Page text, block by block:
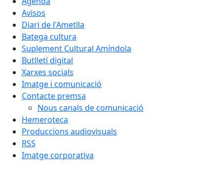
Avisos
Diari de l'Ametlla
Batega cultura
Suplement Cultural Amíndola
Butlletí digital
Xarxes socials
Imatge i comunicació
Contacte premsa
Nous canals de comunicació
Hemeroteca
Produccions audiovisuals
RSS
Imatge corporativa